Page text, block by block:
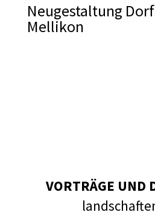
Neugestaltung
Mellikon
VORTRÄGE UND